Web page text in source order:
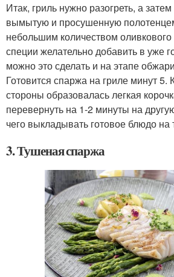
Итак, гриль нужно разогреть, а
вымытую и просушенную
небольшим количеством
специи желательно добавить в уже
можно это сделать и на этапе
Готовится спаржа на гриле минут 5.
стороны образовалась легкая
перевернуть на 1-2 минуты на
чего выкладывать готовое блюдо на
3. Тушеная спаржа